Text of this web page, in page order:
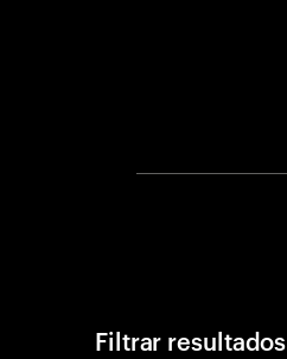
Filtrar resultados